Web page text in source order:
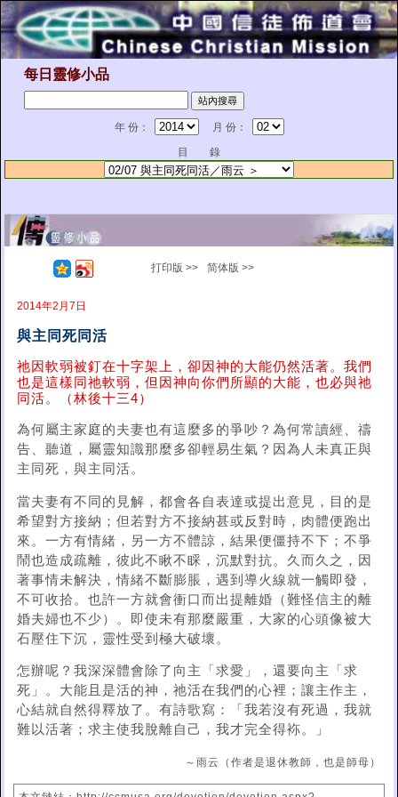
每日靈修小品
年 份：
月 份：
目 錄
打印版 >> 简体版 >>
2014年2月7日
與主同死同活
祂因軟弱被釘在十字架上，卻因神的大能仍然活著。我們
也是這樣同祂軟弱，但因神向你們所顯的大能，也必與祂
同活。（林後十三4）
為何屬主家庭的夫妻也有這麼多的爭吵？為何常讀經、禱
告、聽道，屬靈知識那麼多卻輕易生氣？因為人未真正與
主同死，與主同活。
當夫妻有不同的見解，都會各自表達或提出意見，目的是
希望對方接納；但若對方不接納甚或反對時，肉體便跑出
來。一方有情緒，另一方不體諒，結果便僵持不下；不爭
鬧也造成疏離，彼此不瞅不睬，沉默對抗。久而久之，因
著事情未解決，情緒不斷膨脹，遇到導火線就一觸即發，
不可收拾。也許一方就會衝口而出提離婚（難怪信主的離
婚夫婦也不少）。即使未有那麼嚴重，大家的心頭像被大
石壓住下沉，靈性受到極大破壞。
怎辦呢？我深深體會除了向主「求愛」，還要向主「求
死」。大能且是活的神，祂活在我們的心裡；讓主作主，
心結就自然得釋放了。有詩歌寫：「我若沒有死過，我就
難以活著；求主使我脫離自己，我才完全得袮。」
～雨云（作者是退休教師，也是師母）